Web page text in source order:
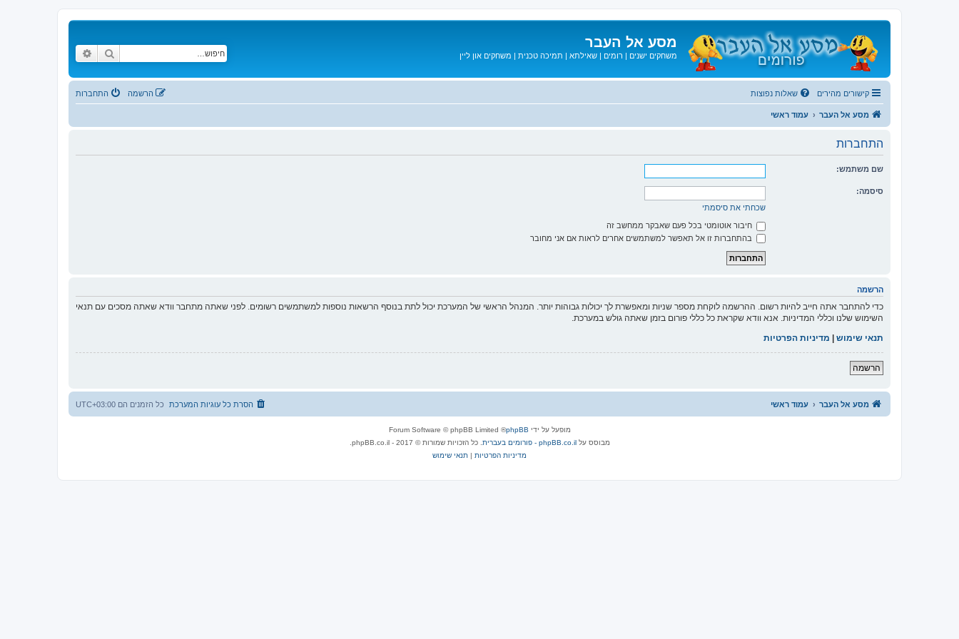
מסע אל העבר
משחקים ישנים | רומים | שאילתא | תמיכה טכנית | משחקים און ליין חיפוש
קישורים מהירים שאלות נפוצות התחברות הרשמה
מסע אל העבר עמוד ראשי
התחברות
שם משתמש:
סיסמה:
שכחתי את סיסמתי
חיבור אוטומטי בכל פעם שאבקר ממחשב זה
בהתחברות זו אל תאפשר למשתמשים אחרים לראות אם אני מחובר
הרשמה
כדי להתחבר אתה חייב להיות רשום. ההרשמה לוקחת מספר שניות ומאפשרת לך יכולות גבוהות יותר. המנהל הראשי של המערכת יכול לתת בנוסף הרשאות נוספות למשתמשים רשומים. לפני שאתה מתחבר וודא שאתה מסכים עם תנאי
השימוש שלנו וכללי המדיניות. אנא וודא שקראת כל כללי פורום בזמן שאתה גולש במערכת.
תנאי שימוש | מדיניות הפרטיות
הרשמה
מסע אל העבר עמוד ראשי כל הזמנים הם UTC+03:00 הסרת כל עוגיות המערכת
מופעל על ידי phpBB
® Forum Software © phpBB Limited
מבוסס עלphpBB.co.il - פורומים בעברית
. כל הזכויות שמורות © 2017 - phpBB.co.il.
מדיניות הפרטיות | תנאי שימוש